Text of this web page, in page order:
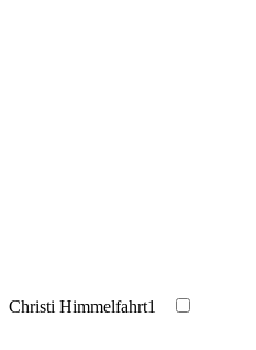
Christi Himmelfahrt1